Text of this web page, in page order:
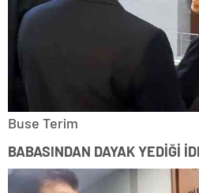
Buse Terim
BABASINDAN DAYAK YEDİĞİ